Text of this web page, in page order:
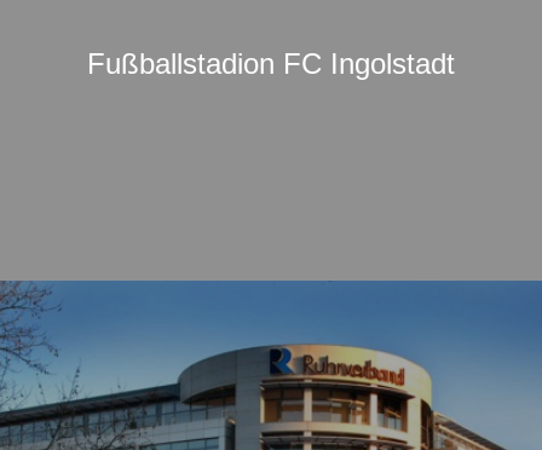
Fußballstadion FC Ingolstadt